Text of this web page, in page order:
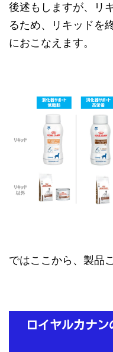
後述もしますが、リ
るため、リキッドを
におこなえます。
ではここから、製品
ロイヤルカナ